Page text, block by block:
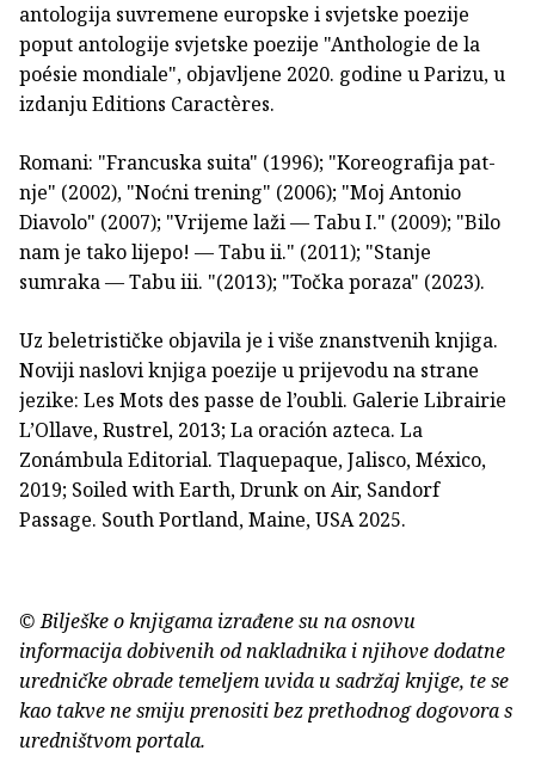
antologija suvremene europske i svjetske poezije
poput antologije svjetske poezije "Anthologie de la
poésie mondiale", objavljene 2020. godine u Parizu, u
izdanju Editions Caractères.
Romani: "Francuska suita" (1996); "Koreografija pat­
nje" (2002), "Noćni trening" (2006); "Moj Antonio
Diavolo" (2007); "Vrijeme laži — Tabu I." (2009); "Bilo
nam je tako lijepo! — Tabu ii." (2011); "Stanje
sumraka — Tabu iii. "(2013); "Točka poraza" (2023).
Uz beletrističke objavila je i više znanstvenih knjiga.
Noviji naslovi knjiga poezije u prijevodu na strane
jezike: Les Mots des passe de l’oubli. Galerie Librairie
L’Ollave, Rustrel, 2013; La oración azteca. La
Zonámbula Editorial. Tlaquepaque, Jalisco, México,
2019; Soiled with Earth, Drunk on Air, Sandorf
Passage. South Portland, Maine, USA 2025.
© Bilješke o knjigama izrađene su na osnovu
informacija dobivenih od nakladnika i njihove dodatne
uredničke obrade temeljem uvida u sadržaj knjige, te se
kao takve ne smiju prenositi bez prethodnog dogovora s
uredništvom portala.